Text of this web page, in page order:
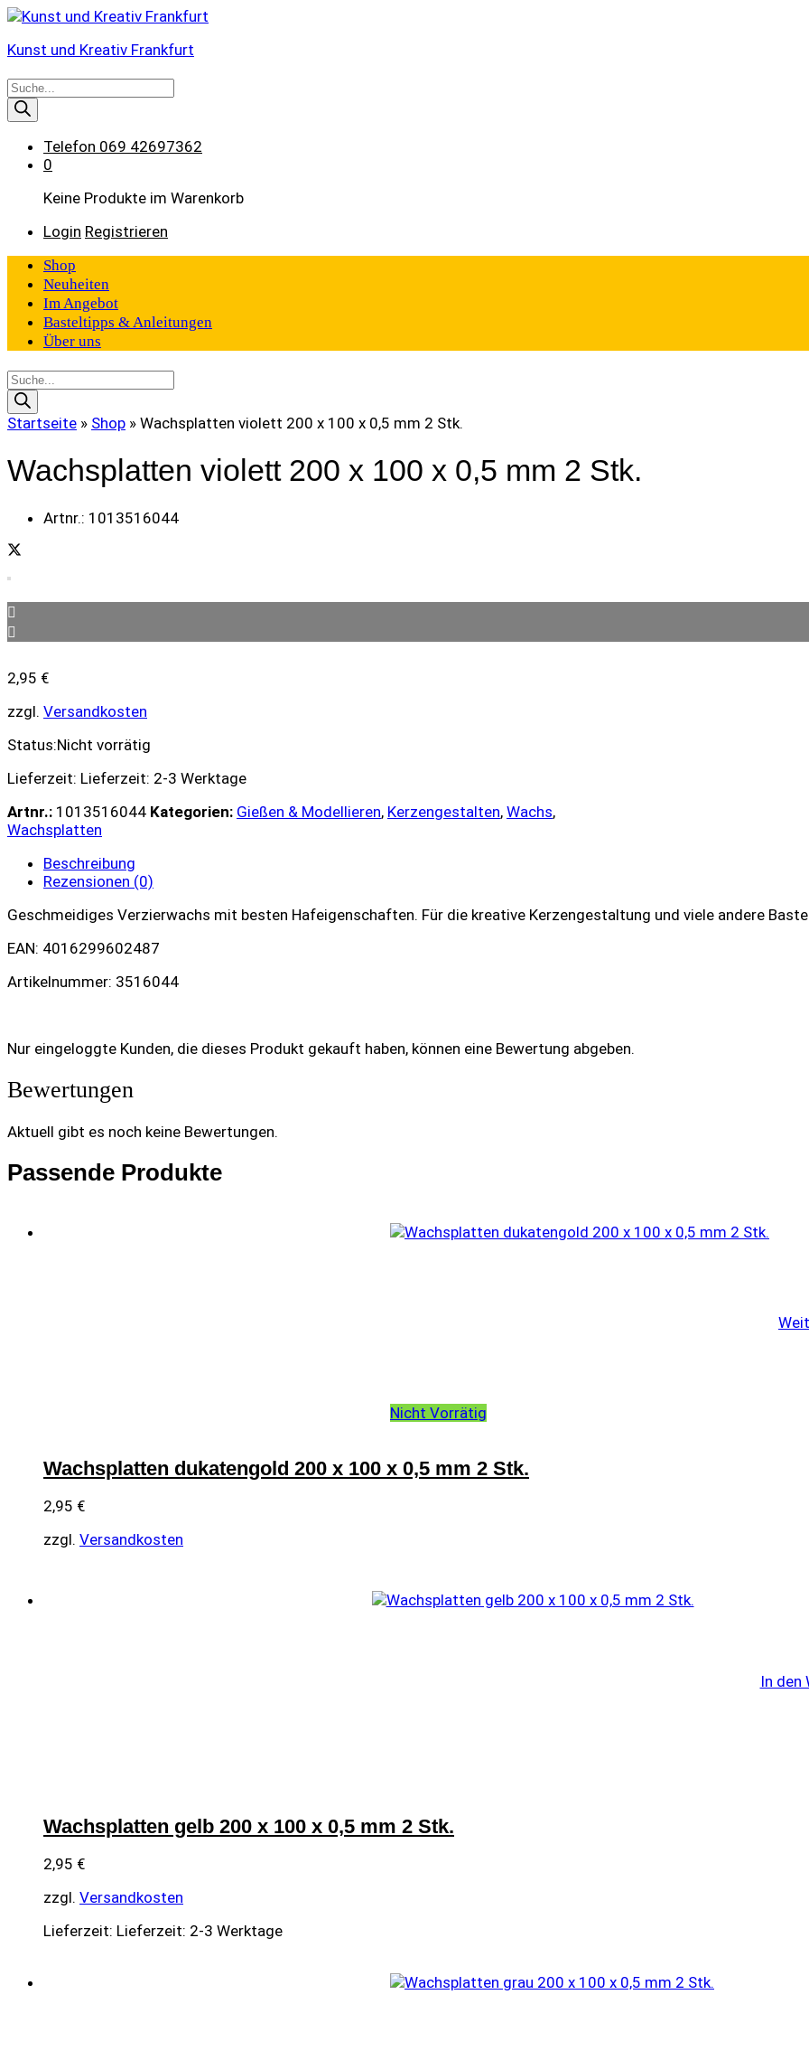
Kunst und Kreativ Frankfurt
Products
search
Telefon 069 42697362
0
Keine Produkte im Warenkorb
Login Registrieren
Shop
Neuheiten
Im Angebot
Basteltipps & Anleitungen
Über uns
Products
search
Startseite » Shop » Wachsplatten violett 200 x 100 x 0,5 mm 2 Stk.
Wachsplatten violett 200 x 100 x 0,5 mm 2 Stk.
Artnr.: 1013516044
2,95 €
zzgl. Versandkosten
Status:Nicht vorrätig
Lieferzeit: Lieferzeit: 2-3 Werktage
Artnr.: 1013516044 Kategorien: Gießen & Modellieren, Kerzengestalten, Wachs,
Wachsplatten
Beschreibung
Rezensionen (0)
Geschmeidiges Verzierwachs mit besten Hafeigenschaften. Für die kreative Kerzengestaltung und viele andere
EAN: 4016299602487
Artikelnummer: 3516044
Nur eingeloggte Kunden, die dieses Produkt gekauft haben, können eine Bewertung abgeben.
Bewertungen
Aktuell gibt es noch keine Bewertungen.
Passende Produkte
Nicht Vorrätig
Wachsplatten dukatengold 200 x 100 x 0,5 mm 2 Stk.
2,95 €
zzgl. Versandkosten
In den
Wachsplatten gelb 200 x 100 x 0,5 mm 2 Stk.
2,95 €
zzgl. Versandkosten
Lieferzeit: Lieferzeit: 2-3 Werktage